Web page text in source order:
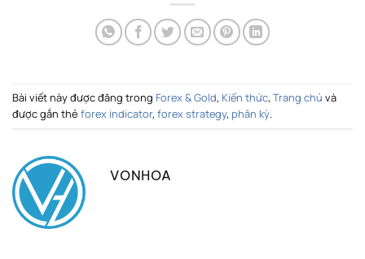
Bài viết này được đăng trong Forex & Gold, Kiến thức, Trang chủ và
được gắn thẻ forex indicator, forex strategy, phân kỳ.
VONHOA